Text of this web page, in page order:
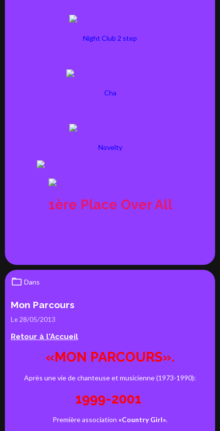
Night Club 2 step
Cha
Novelty
1ère Place Over All
Dans
Mon Parcours
Le 28/05/2013
Retour à l'Accueil
«MON PARCOURS».
Après une vie de chanteuse et musicienne (1973-1990):
1999-2001
Première association «Country Girl».